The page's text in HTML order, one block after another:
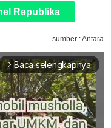
Republika
sumber : Antara
arrow_forward_ios Baca selengkapnya